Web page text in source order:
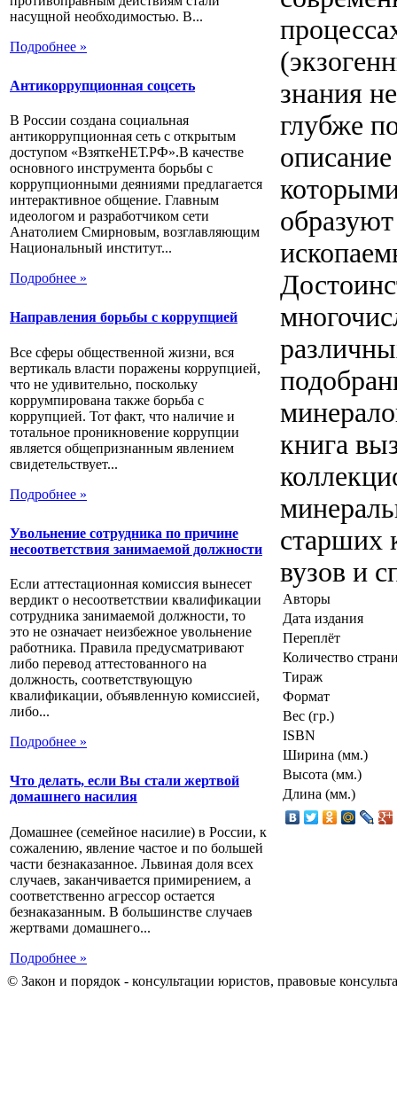
насущной необходимостью. В...
Подробнее »
Антикоррупционная соцсеть
В России создана социальная
антикоррупционная сеть с открытым
доступом «ВзяткеНЕТ.РФ».В качестве
основного инструмента борьбы с
коррупционными деяниями предлагается
интерактивное общение. Главным
идеологом и разработчиком сети
Анатолием Смирновым, возглавляющим
Национальный институт...
Подробнее »
Направления борьбы с коррупцией
Все сферы общественной жизни, вся
вертикаль власти поражены коррупцией,
что не удивительно, поскольку
коррумпирована также борьба с
коррупцией. Тот факт, что наличие и
тотальное проникновение коррупции
является общепризнанным явлением
свидетельствует...
Подробнее »
Увольнение сотрудника по причине
несоответствия занимаемой должности
Если аттестационная комиссия вынесет
вердикт о несоответствии квалификации
сотрудника занимаемой должности, то
это не означает неизбежное увольнение
работника. Правила предусматривают
либо перевод аттестованного на
должность, соответствующую
квалификации, объявленную комиссией,
либо...
Подробнее »
Что делать, если Вы стали жертвой
домашнего насилия
Домашнее (семейное насилие) в России, к
сожалению, явление частое и по большей
части безнаказанное. Львиная доля всех
случаев, заканчивается примирением, а
соответственно агрессор остается
безнаказанным. В большинстве случаев
жертвами домашнего...
Подробнее »
знания
глубже
книга
старших
вузов и
Авторы
Дата издания
Переплёт
Количество
Тираж
Формат
Вес (гр.)
ISBN
Ширина (мм.)
Высота (мм.)
Длина (мм.)
© Закон и порядок - консультации юристов, правовые